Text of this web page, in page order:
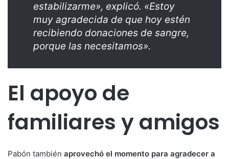
estabilizarme», explicó. «Estoy
muy agradecida de que hoy estén
recibiendo donaciones de sangre,
porque las necesitamos».
El apoyo de
familiares y amigos
Pabón también aprovechó el momento para agradecer a